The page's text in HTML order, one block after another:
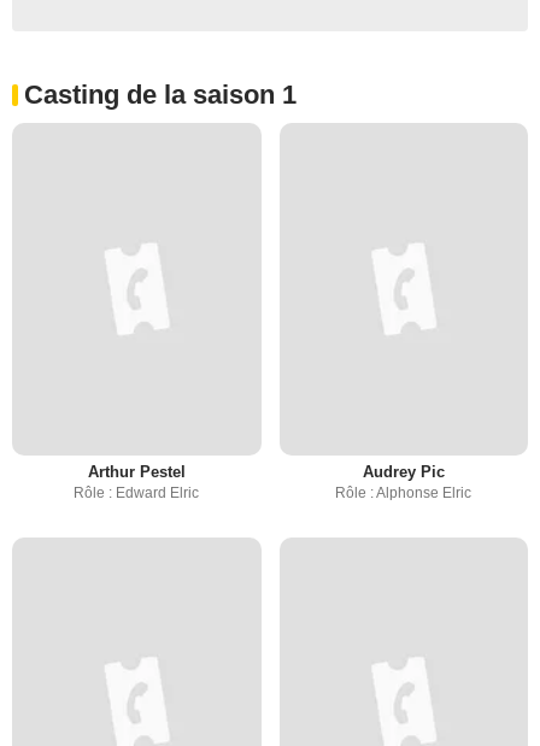
Casting de la saison 1
Arthur Pestel
Rôle : Edward Elric
Audrey Pic
Rôle : Alphonse Elric